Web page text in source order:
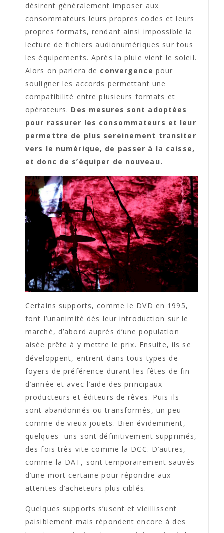
désirent généralement imposer aux
consommateurs leurs propres codes et leurs
propres formats, rendant ainsi impossible la
lecture de fichiers audionumériques sur tous
les équipements. Après la pluie vient le soleil.
Alors on parlera de convergence pour
souligner les accords permettant une
compatibilité entre plusieurs formats et
opérateurs. Des mesures sont adoptées
pour rassurer les consommateurs et leur
permettre de plus sereinement transiter
vers le numérique, de passer à la caisse,
et donc de s’équiper de nouveau.
Certains supports, comme le DVD en 1995,
font l’unanimité dès leur introduction sur le
marché, d’abord auprès d’une population
aisée prête à y mettre le prix. Ensuite, ils se
développent, entrent dans tous types de
foyers de préférence durant les fêtes de fin
d’année et avec l’aide des principaux
producteurs et éditeurs de rêves. Puis ils
sont abandonnés ou transformés, un peu
comme de vieux jouets. Bien évidemment,
quelques- uns sont définitivement supprimés,
des fois très vite comme la DCC. D’autres,
comme la DAT, sont temporairement sauvés
d’une mort certaine pour répondre aux
attentes d’acheteurs plus ciblés.
Quelques supports s’usent et vieillissent
paisiblement mais répondent encore à des